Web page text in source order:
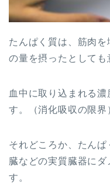
たんぱく質は、筋肉
の量を摂ったとしても
血中に取り込まれる
す。（消化吸収の限界
それどころか、たん
臓などの実質臓器に
す。